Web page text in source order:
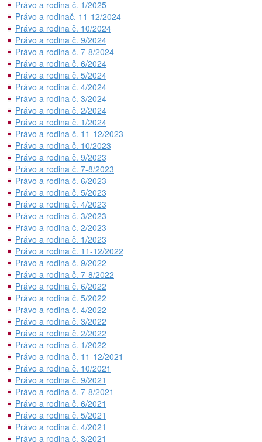
Právo a rodina č. 1/2025
Právo a rodinač. 11-12/2024
Právo a rodina č. 10/2024
Právo a rodina č. 9/2024
Právo a rodina č. 7-8/2024
Právo a rodina č. 6/2024
Právo a rodina č. 5/2024
Právo a rodina č. 4/2024
Právo a rodina č. 3/2024
Právo a rodina č. 2/2024
Právo a rodina č. 1/2024
Právo a rodina č. 11-12/2023
Právo a rodina č. 10/2023
Právo a rodina č. 9/2023
Právo a rodina č. 7-8/2023
Právo a rodina č. 6/2023
Právo a rodina č. 5/2023
Právo a rodina č. 4/2023
Právo a rodina č. 3/2023
Právo a rodina č. 2/2023
Právo a rodina č. 1/2023
Právo a rodina č. 11-12/2022
Právo a rodina č. 9/2022
Právo a rodina č. 7-8/2022
Právo a rodina č. 6/2022
Právo a rodina č. 5/2022
Právo a rodina č. 4/2022
Právo a rodina č. 3/2022
Právo a rodina č. 2/2022
Právo a rodina č. 1/2022
Právo a rodina č. 11-12/2021
Právo a rodina č. 10/2021
Právo a rodina č. 9/2021
Právo a rodina č. 7-8/2021
Právo a rodina č. 6/2021
Právo a rodina č. 5/2021
Právo a rodina č. 4/2021
Právo a rodina č. 3/2021